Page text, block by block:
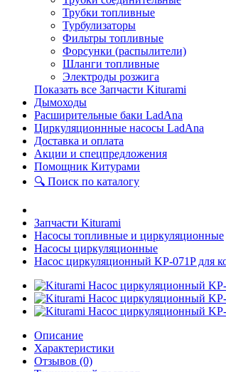
Трубки топливные
Турбулизаторы
Фильтры топливные
Форсунки (распылители)
Шланги топливные
Электроды розжига
Показать все Запчасти Kiturami
Дымоходы
Расширительные баки LadAna
Циркуляционнные насосы LadAna
Доставка и оплата
Акции и спецпредложения
Помощник Китурами
🔍 Поиск по каталогу
Запчасти Kiturami
Насосы топливные и циркуляционные
Насосы циркуляционные
Насос циркуляционный KP-071P
Описание
Характеристики
Отзывов (0)